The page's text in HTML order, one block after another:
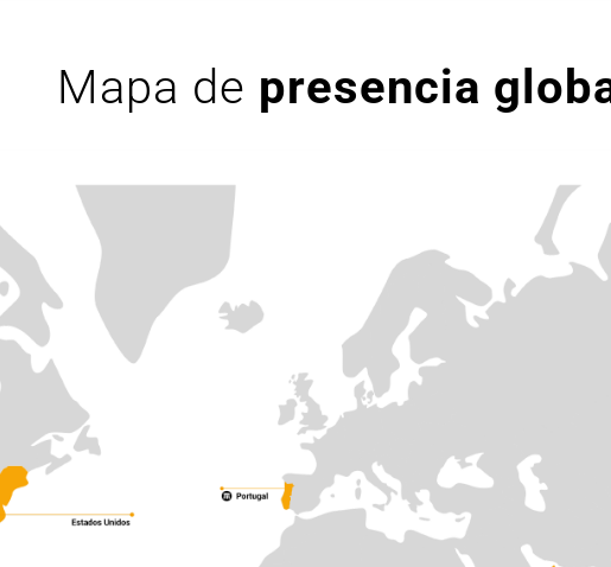
Mapa de presencia